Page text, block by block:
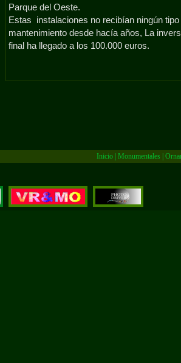
Parque del Oeste.
Estas instalaciones no recibían ningún tipo
mantenimiento desde hacía años, La
final ha llegado a los 100.000 euros.
Inicio |Monumentales |